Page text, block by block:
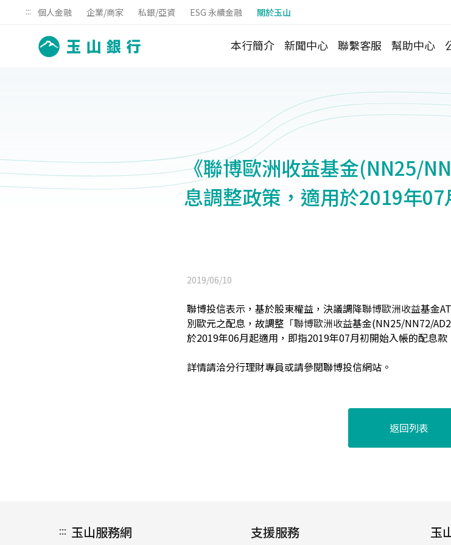
::: 個人金融 企業/商家 私銀/亞資 ESG 永續金融 關於玉山
本行簡介 新聞中心 聯繫客服 幫助中心
《聯博歐洲收益基金(NN25/
息調整政策，適用於2019年
2019/06/10
聯博投信表示，基於股東權益，決議調降聯博歐洲收益基金
別歐元之配息，故調整 「聯博歐洲收益基金(NN25/NN72/
於2019年06月起適用，即指2019年07月初開始入帳的配息款
詳情請洽分行理財專員或請參閱聯博投信網站。
返回列表
::: 玉山服務網 支援服務 玉